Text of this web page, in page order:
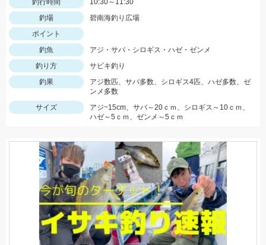
釣行時間
10:30～11:30
釣場
碧南海釣り広場
ポイント
釣魚
アジ・サバ・シロギス・ハゼ・ゼンメ
釣り方
サビキ釣り
釣果
アジ数匹、サバ多数、シロギス4匹、ハゼ多数、ゼ
ンメ多数
サイズ
アジ~15cm、サバ～20ｃｍ、シロギス～10ｃｍ、
ハゼ～5ｃｍ、ゼンメ～5ｃｍ